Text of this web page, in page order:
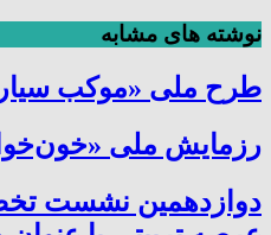
نوشته های مشابه
طرح ملی «موکب
رزمایش ملی
دوازدهمین نشست